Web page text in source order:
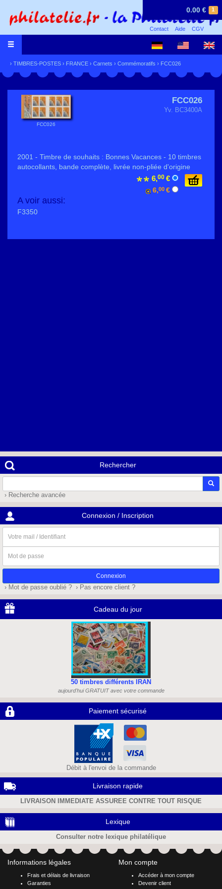
1
0.00 €
Contact Aide CGV
› TIMBRES-POSTES › FRANCE › Carnets › Commémoratifs › FCC026
FCC026
FCC026
Yv. BC3400A
2001 - Timbre de souhaits : Bonnes Vacances - 10 timbres
autocollants, bande complète, livrée non-pliée d'origine
6,00 €
6,00 €
A voir aussi:
F3350
Rechercher
› Recherche avancée
Connexion / Inscription
mail
/
Identifiant
de
passe
› Mot de passe oublié ? › Pas encore client ?
Cadeau du jour
50 timbres différents IRAN
aujourd'hui GRATUIT avec votre commande
Paiement sécurisé
Débit à l'envoi de la commande
Livraison rapide
LIVRAISON IMMEDIATE ASSUREE CONTRE TOUT RISQUE
Lexique
Consulter notre lexique philatélique
Informations légales
Frais et délais de livraison
Garanties
Mon compte
Accéder à mon compte
Devenir client